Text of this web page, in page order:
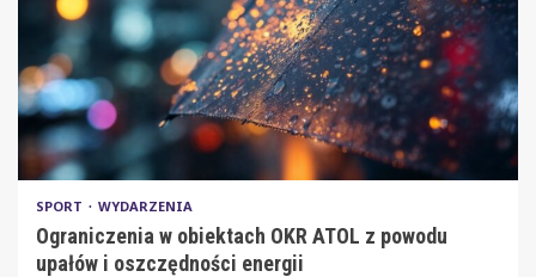
SPORT WYDARZENIA
Ograniczenia w obiektach OKR ATOL z powodu
upałów i oszczędności energii